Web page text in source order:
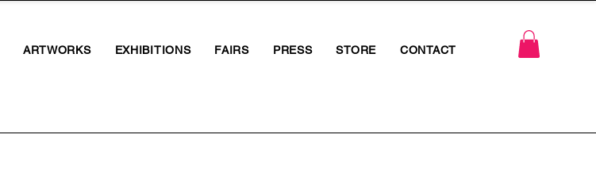
ARTWORKS EXHIBITIONS FAIRS PRESS STORE CONTACT